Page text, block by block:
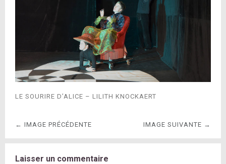
LE SOURIRE D’ALICE – LILITH KNOCKAERT
← IMAGE PRÉCÉDENTE IMAGE SUIVANTE →
Laisser un commentaire